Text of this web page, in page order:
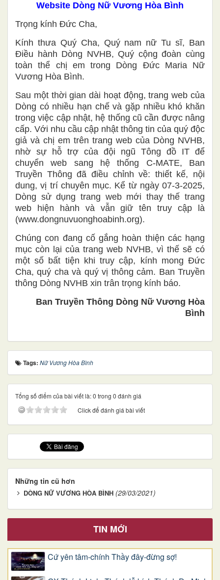
Website Dòng Nữ Vương Hòa Bình
Trọng kính Đức Cha,
Kính thưa Quý Cha, Quý nam nữ Tu sĩ, Ban
Điều hành Dòng NVHB, Quý cộng đoàn cùng
toàn thể chị em trong Dòng Đức Maria Nữ
Vương Hòa Bình.
Sau một thời gian dài hoạt động, trang web của
Dòng có nhiều hạn chế và gặp nhiều khó khăn
trong việc cập nhật, hệ thống cũ cần được nâng
cấp. Với nhu cầu cập nhật thông tin của quý độc
giả và chị em trên trang web của Dòng NVHB,
nhờ sự hỗ trợ của đội ngũ Tông đồ IT để
chuyển web sang hệ thống C-MATE, Ban
Truyền Thông đã điều chỉnh về: thiết kế, nội
dung, vị trí chuyên mục. Kể từ ngày 07-3-2025,
Dòng sử dụng trang web mới thay thế trang
web hiện hành và vẫn giữ tên truy cập là
(www.dongnuvuonghoabinh.org).
Chúng con đang cố gắng hoàn thiện các hạng
mục còn lại của trang web NVHB, vì thế sẽ có
một số bất tiện khi truy cập, kính mong Đức
Cha, quý cha và quý vị thông cảm. Ban Truyền
thông Dòng NVHB xin trân trọng kính báo.
Ban Truyền Thông Dòng Nữ Vương Hòa
Bình
Tags: Nữ Vương Hòa Bình
Tổng số điểm của bài viết là: 0 trong 0 đánh giá
Click để đánh giá bài viết
Những tin cũ hơn
DÒNG NỮ VƯƠNG HÒA BÌNH (29/03/2021)
TIN MỚI
Cứ yên tâm-chính Thầy đây-đừng sợ!